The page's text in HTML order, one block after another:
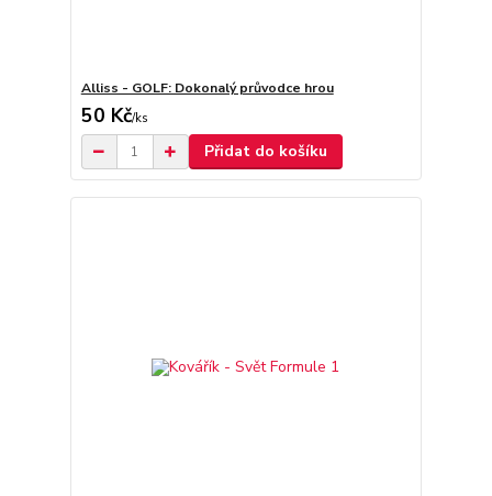
Alliss - GOLF: Dokonalý průvodce hrou
50 Kč/ks
Přidat do košíku